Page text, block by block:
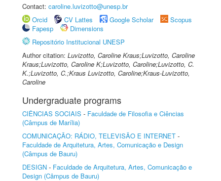
Contact: caroline.luvizotto@unesp.br
Orcid
CV Lattes Google Scholar
Scopus
Fapesp
Dimensions
Repositório Institucional UNESP
Author citation: Luvizotto, Caroline Kraus;Luvizotto, Caroline
Kraus;Luvizotto, Caroline K;Luvizotto, Caroline;Luvizotto, C.
K.;Luvizotto, C.;Kraus Luvizotto, Caroline;Kraus-Luvizotto,
Caroline
Undergraduate programs
CIÊNCIAS SOCIAIS - Faculdade de Filosofia e Ciências
(Câmpus de Marília)
COMUNICAÇÃO: RÁDIO, TELEVISÃO E INTERNET -
Faculdade de Arquitetura, Artes, Comunicação e Design
(Câmpus de Bauru)
DESIGN - Faculdade de Arquitetura, Artes, Comunicação e
Design (Câmpus de Bauru)